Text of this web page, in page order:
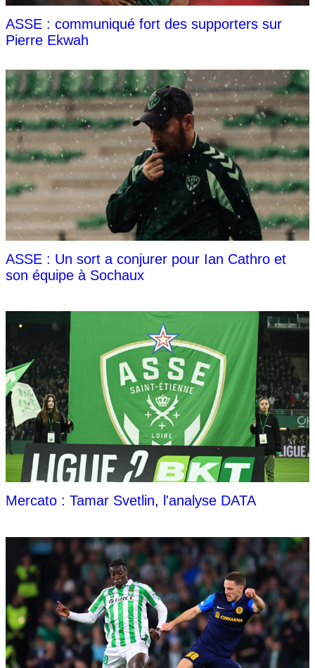
ASSE : communiqué fort des supporters sur
Pierre Ekwah
ASSE : Un sort a conjurer pour Ian Cathro et
son équipe à Sochaux
Mercato : Tamar Svetlin, l'analyse DATA